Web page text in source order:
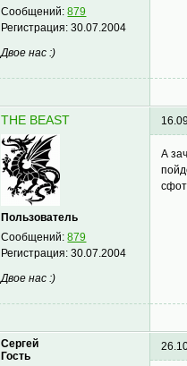
Сообщений:879
Регистрация:30.07.2004
Двое нас :)
THE BEAST
Пользователь
Сообщений:879
Регистрация:30.07.2004
Двое нас :)
А
Сергей
Гость